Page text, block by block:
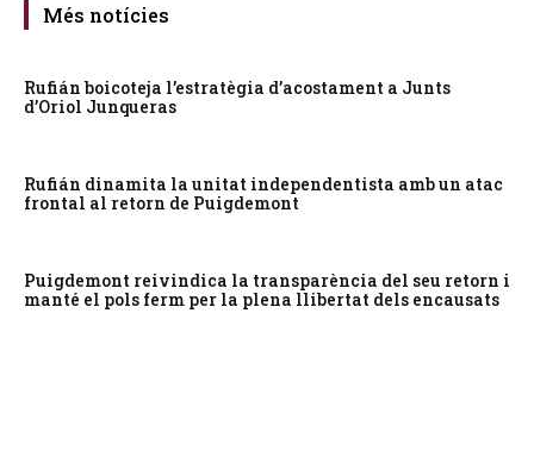
Més notícies
Rufián boicoteja l’estratègia d’acostament a Junts
d’Oriol Junqueras
Rufián dinamita la unitat independentista amb un atac
frontal al retorn de Puigdemont
Puigdemont reivindica la transparència del seu retorn i
manté el pols ferm per la plena llibertat dels encausats